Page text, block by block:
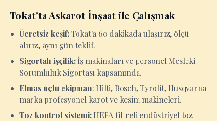
Tokat'ta Askarot İnşaat ile Çalışmak
Ücretsiz keşif:Tokat'a 60 dakikada ulaşırız, ölçü
alırız, aynı gün teklif.
Sigortalı işçilik: İş makinaları ve personel Mesleki
Sorumluluk Sigortası kapsamında.
Elmas uçlu ekipman: Hilti, Bosch, Tyrolit, Husqvarna
marka profesyonel karot ve kesim makineleri.
Toz kontrol sistemi: HEPA filtreli endüstriyel toz